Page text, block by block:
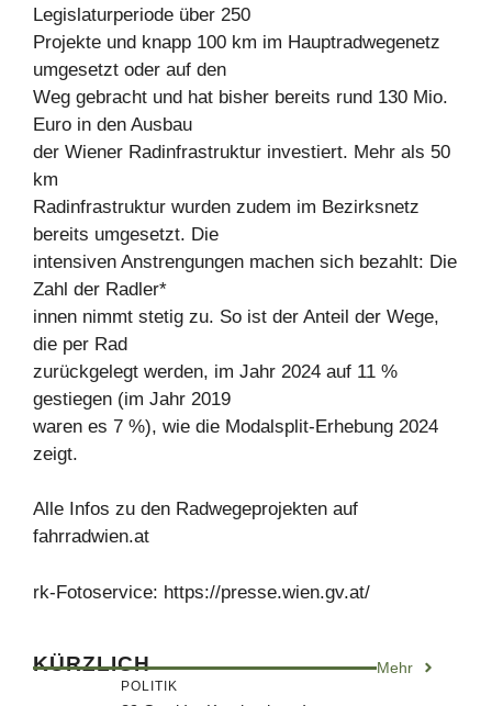
Legislaturperiode über 250
Projekte und knapp 100 km im Hauptradwegenetz
umgesetzt oder auf den
Weg gebracht und hat bisher bereits rund 130 Mio.
Euro in den Ausbau
der Wiener Radinfrastruktur investiert. Mehr als 50
km
Radinfrastruktur wurden zudem im Bezirksnetz
bereits umgesetzt. Die
intensiven Anstrengungen machen sich bezahlt: Die
Zahl der Radler*
innen nimmt stetig zu. So ist der Anteil der Wege,
die per Rad
zurückgelegt werden, im Jahr 2024 auf 11 %
gestiegen (im Jahr 2019
waren es 7 %), wie die Modalsplit-Erhebung 2024
zeigt.
Alle Infos zu den Radwegeprojekten auf
fahrradwien.at
rk-Fotoservice: https://presse.wien.gv.at/
KÜRZLICH Mehr
POLITIK